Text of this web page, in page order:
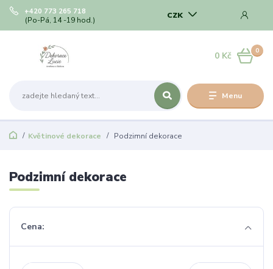
Menu
CZK
+420 773 265 718
(Po-Pá, 14 -19 hod.)
0
0 Kč
Květinové dekorace Podzimní dekorace
Podzimní dekorace
Cena: